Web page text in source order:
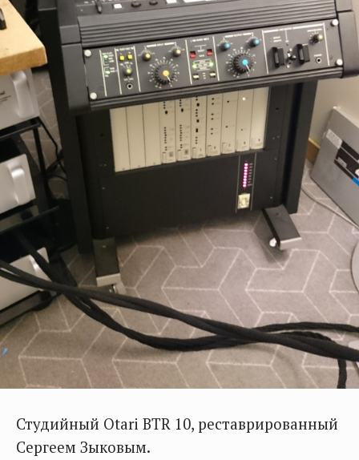
Студийный Otari BTR 10, реставрированный
Сергеем Зыковым.